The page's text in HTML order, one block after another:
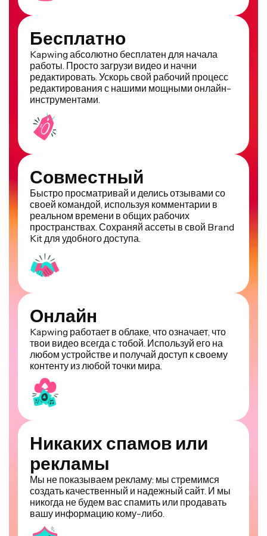
Бесплатно
Kapwing абсолютно бесплатен для начала
работы. Просто загрузи видео и начни
редактировать. Ускорь свой рабочий процесс
редактирования с нашими мощными онлайн-
инструментами.
Совместный
Быстро просматривай и делись отзывами со
своей командой, используя комментарии в
реальном времени в общих рабочих
пространствах. Сохраняй ассеты в свой Brand
Kit для удобного доступа.
Онлайн
Kapwing работает в облаке, что означает, что
твои видео всегда с тобой. Используй его на
любом устройстве и получай доступ к своему
контенту из любой точки мира.
Никаких спамов или
рекламы
Мы не показываем рекламу: мы стремимся
создать качественный и надежный сайт. И мы
никогда не будем вас спамить или продавать
вашу информацию кому-либо.